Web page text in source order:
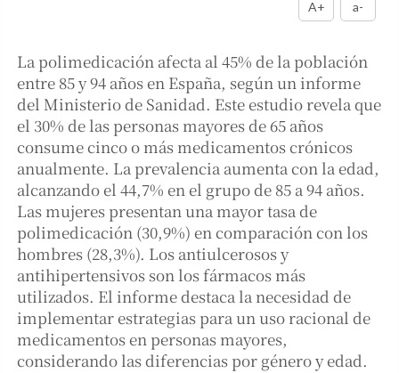
A+ a-
La polimedicación afecta al 45% de la población
entre 85 y 94 años en España, según un informe
del Ministerio de Sanidad. Este estudio revela que
el 30% de las personas mayores de 65 años
consume cinco o más medicamentos crónicos
anualmente. La prevalencia aumenta con la edad,
alcanzando el 44,7% en el grupo de 85 a 94 años.
Las mujeres presentan una mayor tasa de
polimedicación (30,9%) en comparación con los
hombres (28,3%). Los antiulcerosos y
antihipertensivos son los fármacos más
utilizados. El informe destaca la necesidad de
implementar estrategias para un uso racional de
medicamentos en personas mayores,
considerando las diferencias por género y edad.